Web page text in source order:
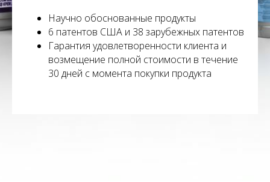
Научно обоснованные продукты
6 патентов США и 38 зарубежных патентов
Гарантия удовлетворенности клиента и
возмещение полной стоимости в течение
30 дней с момента покупки продукта